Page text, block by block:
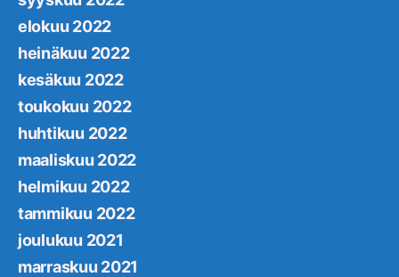
elokuu 2022
heinäkuu 2022
kesäkuu 2022
toukokuu 2022
huhtikuu 2022
maaliskuu 2022
helmikuu 2022
tammikuu 2022
joulukuu 2021
marraskuu 2021